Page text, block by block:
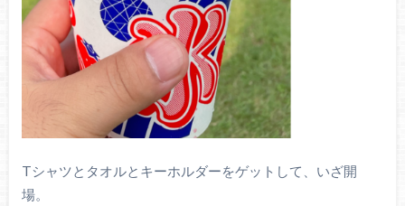
Tシャツとタオルとキーホルダーをゲットして、いざ開
場。